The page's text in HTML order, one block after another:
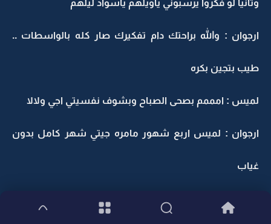
وثانياً لو فكروا يرسبوني ياويلهم ياسواد ليلهم
ارجوان : والله براحتك دام تفكيرك صار كله بالواسطات ..
طيب بتجين بكره
لميس : امممم بصحى الصباح وبشوف نفسيتي اجي ولالا
ارجوان : لميس اربع شهور مامره جيتي شهر كامل بدون
غياب